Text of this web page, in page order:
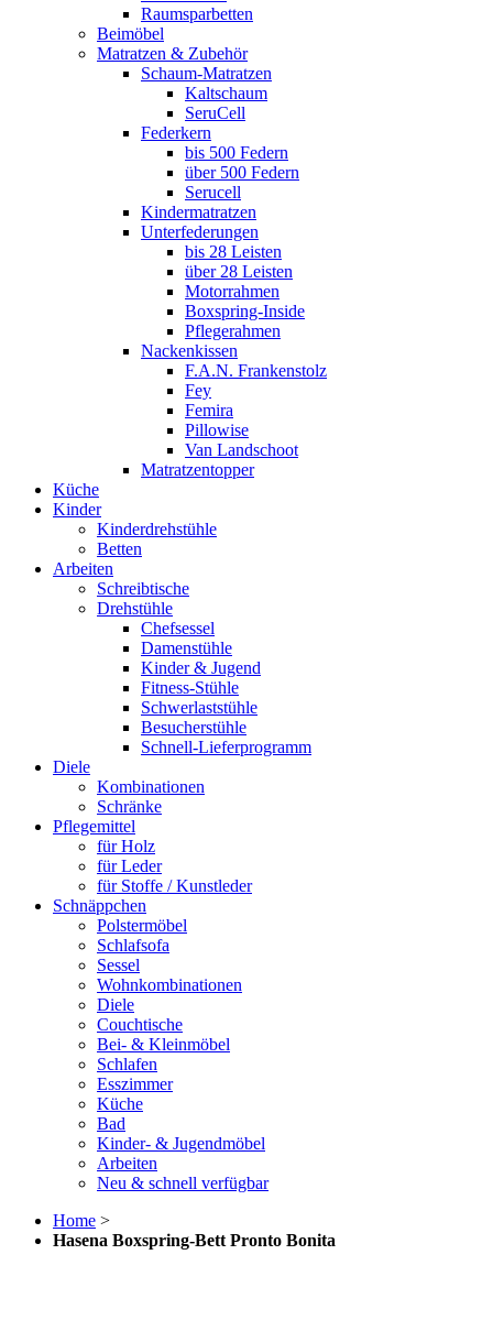
Raumsparbetten
Beimöbel
Matratzen & Zubehör
Schaum-Matratzen
Kaltschaum
SeruCell
Federkern
bis 500 Federn
über 500 Federn
Serucell
Kindermatratzen
Unterfederungen
bis 28 Leisten
über 28 Leisten
Motorrahmen
Boxspring-Inside
Pflegerahmen
Nackenkissen
F.A.N. Frankenstolz
Fey
Femira
Pillowise
Van Landschoot
Matratzentopper
Küche
Kinder
Kinderdrehstühle
Betten
Arbeiten
Schreibtische
Drehstühle
Chefsessel
Damenstühle
Kinder & Jugend
Fitness-Stühle
Schwerlaststühle
Besucherstühle
Schnell-Lieferprogramm
Diele
Kombinationen
Schränke
Pflegemittel
für Holz
für Leder
für Stoffe / Kunstleder
Schnäppchen
Polstermöbel
Schlafsofa
Sessel
Wohnkombinationen
Diele
Couchtische
Bei- & Kleinmöbel
Schlafen
Esszimmer
Küche
Bad
Kinder- & Jugendmöbel
Arbeiten
Neu & schnell verfügbar
Home >
Hasena Boxspring-Bett Pronto Bonita